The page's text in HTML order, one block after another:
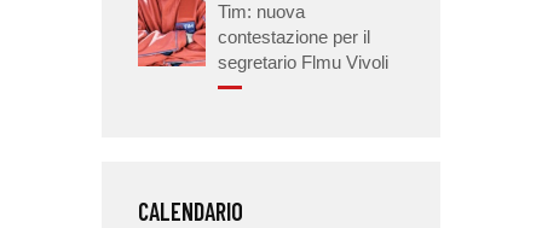
Tim: nuova
contestazione per il
segretario Flmu Vivoli
CALENDARIO